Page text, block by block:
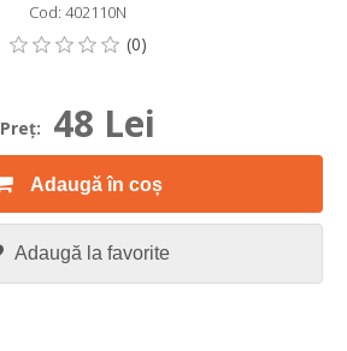
Cod: 402110N
Preţ: 48 Lei
Adaugă în coș
Adaugă la favorite